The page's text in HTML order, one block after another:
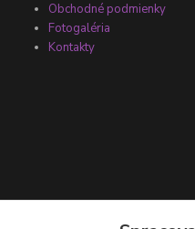
Obchodné podmienky
Fotogaléria
Kontakty